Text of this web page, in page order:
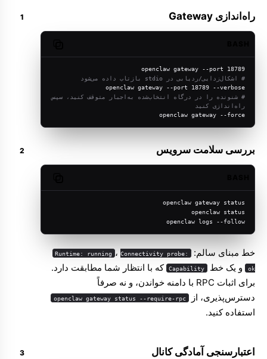
راه‌اندازی Gateway
openclaw gateway --port 18789
# اشکال‌زدایی/ردیابی در stdio بازتاب داده می‌شود
openclaw gateway --port 18789 --verbose
# شنونده را در درگاه انتخاب‌شده به‌اجبار متوقف کنید، سپس
راه‌اندازی کنید
openclaw gateway --force
بررسی سلامت سرویس
openclaw gateway status
openclaw status
openclaw logs --follow
خط مبنای سالم: Runtime: running ،Connectivity probe:
ok و یک خط Capability
که با انتظار شما مطابقت دارد.
برای اثبات RPC با دامنه خواندن، و نه صرفاً
دسترس‌پذیری، از
openclaw gateway status --require-rpc
استفاده کنید.
اعتبارسنجی آمادگی کانال